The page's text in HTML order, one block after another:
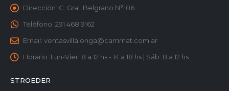
Dirección: C. Gral. Belgrano N°106
Teléfono: 291 468 9162
Email: ventasvillalonga@cammat.com.ar
Horario: Lun-Vier: 8 a 12 hs - 14 a 18 hs | Sáb: 8 a 12 hs
STROEDER